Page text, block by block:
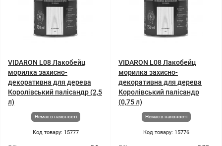
VIDARON L08 Лакобейц
морилка захисно-
декоративна для дерева
Королівський палісандр (2,5
л)
Немає в наявності
Код товару: 15777
VIDARON L08 Лакобейц
морилка захисно-
декоративна для дерева
Королівський палісандр
(0,75 л)
Немає в наявності
Код товару: 15776